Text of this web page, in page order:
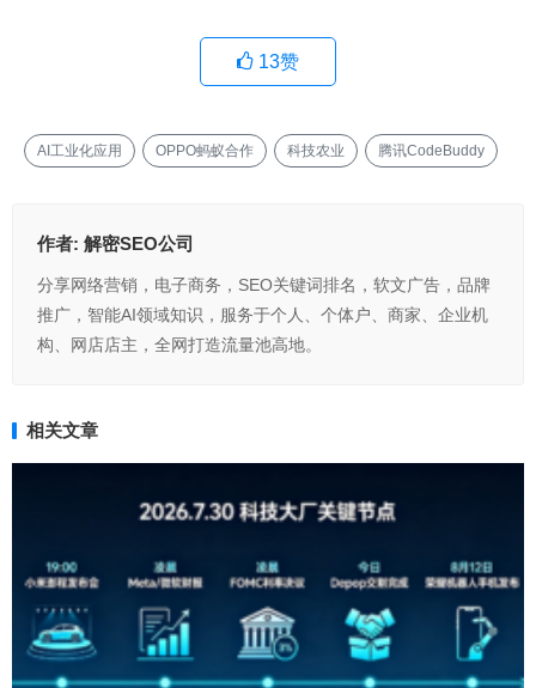
13赞
AI工业化应用 OPPO蚂蚁合作 科技农业 腾讯CodeBuddy
作者: 解密SEO公司
分享网络营销，电子商务，SEO关键词排名，软文广告，品牌
推广，智能AI领域知识，服务于个人、个体户、商家、企业机
构、网店店主，全网打造流量池高地。
相关文章